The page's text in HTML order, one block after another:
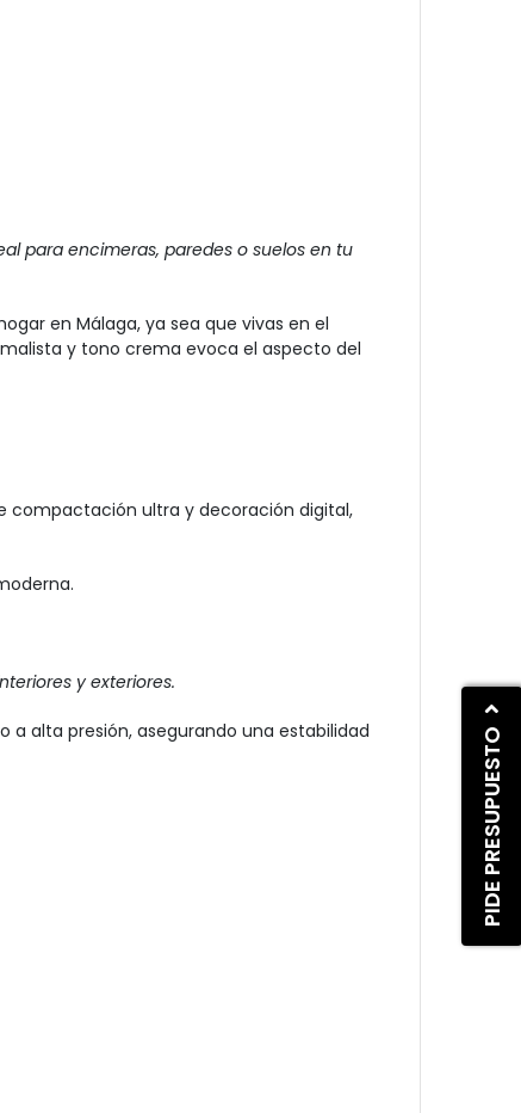
PIDE PRESUPUESTO
para encimeras, paredes o suelos en tu
en Málaga, ya sea que vivas en el
y tono crema evoca el aspecto del
compactación ultra y decoración digital,
y exteriores.
alta presión, asegurando una estabilidad